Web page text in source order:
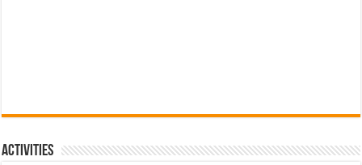
Activities